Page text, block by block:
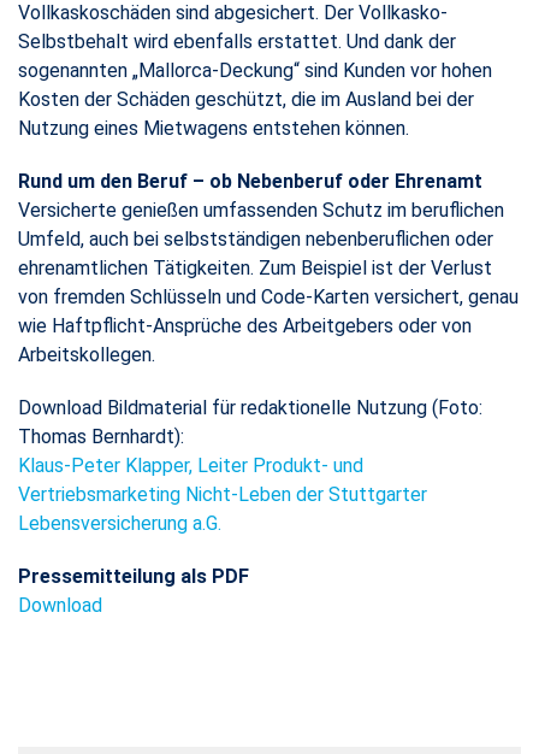
Vollkaskoschäden sind abgesichert. Der Vollkasko-
Selbstbehalt wird ebenfalls erstattet. Und dank der
sogenannten „Mallorca-Deckung“ sind Kunden vor hohen
Kosten der Schäden geschützt, die im Ausland bei der
Nutzung eines Mietwagens entstehen können.
Rund um den Beruf – ob Nebenberuf oder Ehrenamt
​​​​​​​Versicherte genießen umfassenden Schutz im beruflichen
Umfeld, auch bei selbstständigen nebenberuflichen oder
ehrenamtlichen Tätigkeiten. Zum Beispiel ist der Verlust
von fremden Schlüsseln und Code-Karten versichert, genau
wie Haftpflicht-Ansprüche des Arbeitgebers oder von
Arbeitskollegen.
Download Bildmaterial für redaktionelle Nutzung (Foto:
Thomas Bernhardt):
Klaus-Peter Klapper, Leiter Produkt- und
Vertriebsmarketing Nicht-Leben der Stuttgarter
Lebensversicherung a.G.
Pressemitteilung als PDF
Download